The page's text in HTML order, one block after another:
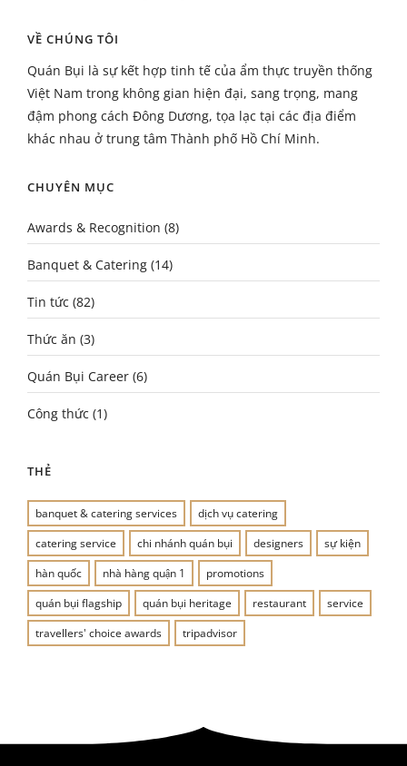
VỀ CHÚNG TÔI
Quán Bụi là sự kết hợp tinh tế của ẩm thực truyền thống
Việt Nam trong không gian hiện đại, sang trọng, mang
đậm phong cách Đông Dương, tọa lạc tại các địa điểm
khác nhau ở trung tâm Thành phố Hồ Chí Minh.
CHUYÊN MỤC
Awards & Recognition (8)
Banquet & Catering (14)
Tin tức (82)
Thức ăn (3)
Quán Bụi Career (6)
Công thức (1)
THẺ
banquet & catering services
dịch vụ catering
catering service
chi nhánh quán bụi designers
sự kiện
hàn quốc
nhà hàng quận 1
promotions
quán bụi flagship
quán bụi heritage restaurant
service
travellers' choice awards
tripadvisor